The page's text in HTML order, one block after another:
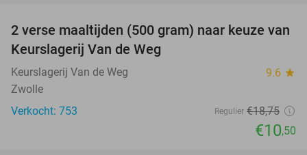
44%
2 verse maaltijden (500 gram) naar keuze van
Keurslagerij Van de Weg
Keurslagerij Van de Weg 9.6 star
Zwolle
Verkocht: 753
Regulier €18,75
€10,50